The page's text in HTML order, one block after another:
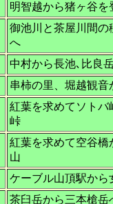
明智越から猪ヶ谷
御池川と茶屋川間の
へ
中村から長池､比良
串柿の里、堀越観音
紅葉を求めてソトバ
峠
紅葉を求めて空谷橋
山
ケーブル山頂駅から
茶臼岳から三本槍岳